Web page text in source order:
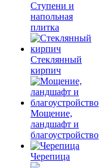
Ступени и
напольная
плитка
Cтеклянный
кирпич
Мощение,
ландшафт и
благоустройство
Черепица